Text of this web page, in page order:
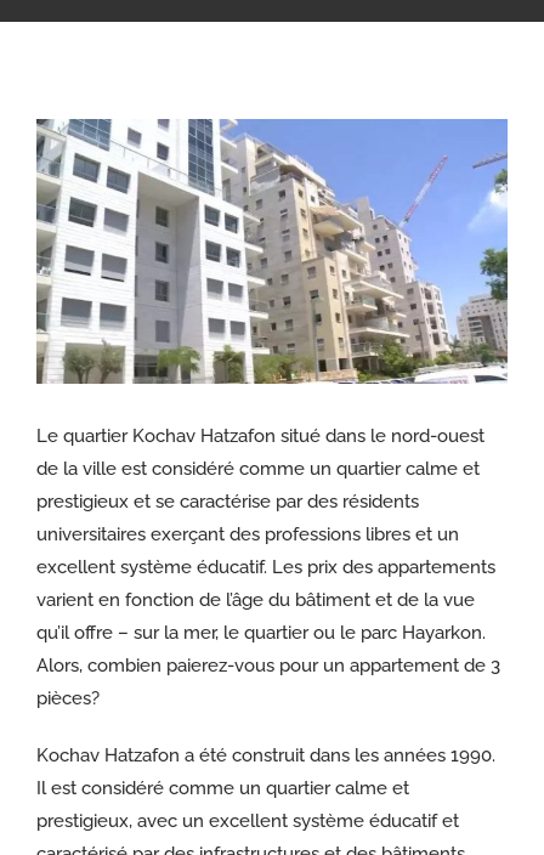
Voir
l'image
agrandie
Le quartier Kochav Hatzafon situé dans le nord-ouest
de la ville est considéré comme un quartier calme et
prestigieux et se caractérise par des résidents
universitaires exerçant des professions libres et un
excellent système éducatif. Les prix des appartements
varient en fonction de l’âge du bâtiment et de la vue
qu’il offre – sur la mer, le quartier ou le parc Hayarkon.
Alors, combien paierez-vous pour un appartement de 3
pièces?
Kochav Hatzafon a été construit dans les années 1990.
Il est considéré comme un quartier calme et
prestigieux, avec un excellent système éducatif et